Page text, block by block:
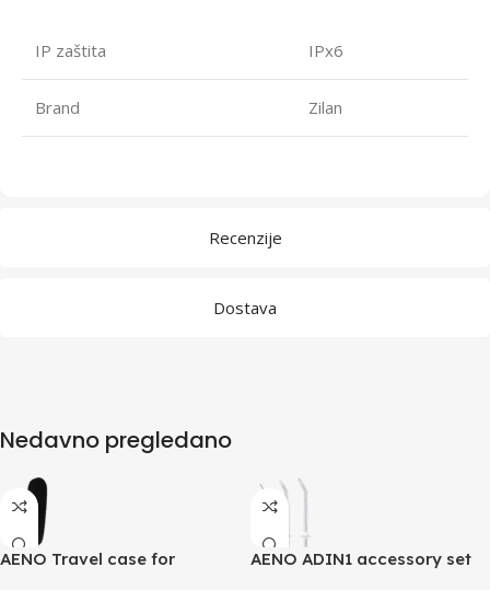
Recenzije
Dostava
IP zaštita IPx6
Brand Zilan
Nedavno pregledano
AENO Travel case for
AENO ADIN1 accessory set